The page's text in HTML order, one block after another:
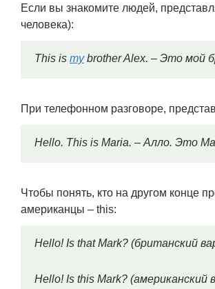
Если вы знакомите людей,
человека):
This is mybrother Alex. – Это мой
При телефонном разговоре,
Hello. This is Maria. – Алло. Это
Чтобы понять, кто на другом конце
американцы – this:
Hello! Is that Mark? (британский
Hello! Is this Mark? (американский